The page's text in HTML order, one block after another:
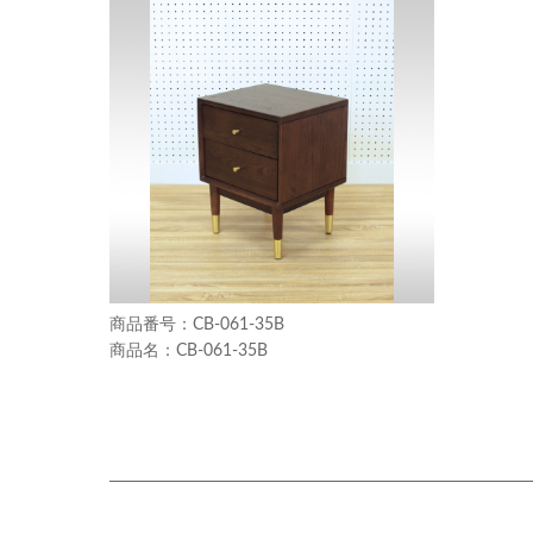
CB-061-35B
CB-061-35B